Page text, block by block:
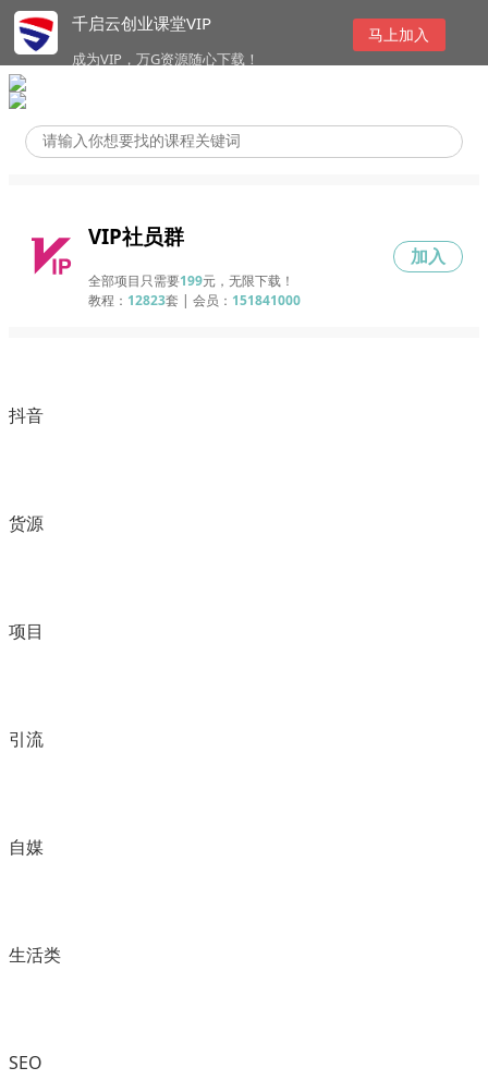
千启云创业课堂VIP
成为VIP，万G资源随心下载！
马上加入
VIP社员群
全部项目只需要199元，无限下载！
教程： 12823套 | 会员： 151841000
加入
抖音
货源
项目
引流
自媒
生活类
SEO